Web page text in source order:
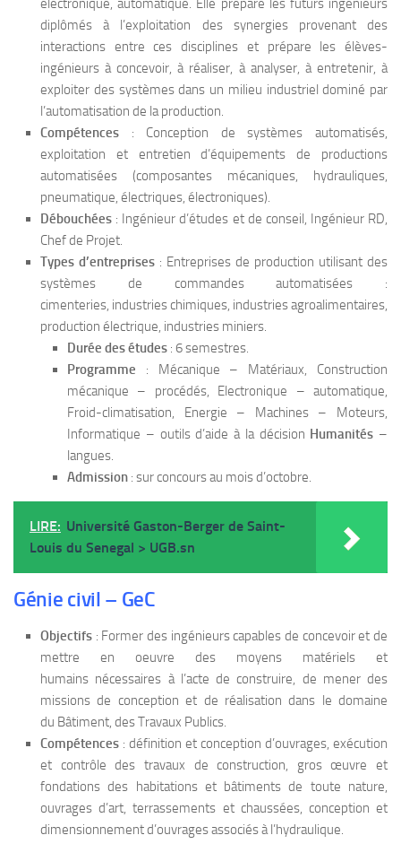
électronique, automatique. Elle prépare les futurs ingénieurs
diplômés à l’exploitation des synergies provenant des
interactions entre ces disciplines et prépare les élèves-
ingénieurs à concevoir, à réaliser, à analyser, à entretenir, à
exploiter des systèmes dans un milieu industriel dominé par
l’automatisation de la production.
Compétences : Conception de systèmes automatisés,
exploitation et entretien d’équipements de productions
automatisées (composantes mécaniques, hydrauliques,
pneumatique, électriques, électroniques).
Débouchées : Ingénieur d’études et de conseil, Ingénieur RD,
Chef de Projet.
Types d’entreprises : Entreprises de production utilisant des
systèmes de commandes automatisées :
cimenteries, industries chimiques, industries agroalimentaires,
production électrique, industries miniers.
Durée des études : 6 semestres.
Programme : Mécanique – Matériaux, Construction
mécanique – procédés, Electronique – automatique,
Froid-climatisation, Energie – Machines – Moteurs,
Informatique – outils d’aide à la décision Humanités –
langues.
Admission : sur concours au mois d’octobre.
LIRE: Université Gaston-Berger de Saint-
Louis du Senegal > UGB.sn
Génie civil – GeC
Objectifs : Former des ingénieurs capables de concevoir et de
mettre en oeuvre des moyens matériels et
humains nécessaires à l’acte de construire, de mener des
missions de conception et de réalisation dans le domaine
du Bâtiment, des Travaux Publics.
Compétences : définition et conception d’ouvrages, exécution
et contrôle des travaux de construction, gros œuvre et
fondations des habitations et bâtiments de toute nature,
ouvrages d’art, terrassements et chaussées, conception et
dimensionnement d’ouvrages associés à l’hydraulique.